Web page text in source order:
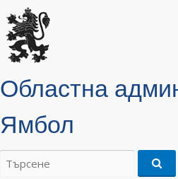
Областна
Ямбол
Търсене